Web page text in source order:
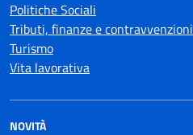
Politiche Sociali
Tributi, finanze e contravvenzioni
Turismo
Vita lavorativa
NOVITÀ